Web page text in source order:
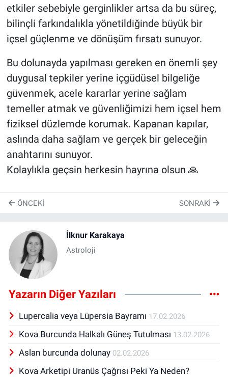
etkiler sebebiyle gerginlikler artsa da bu süreç,
bilinçli farkındalıkla yönetildiğinde büyük bir
içsel güçlenme ve dönüşüm fırsatı sunuyor.
Bu dolunayda yapılması gereken en önemli şey
duygusal tepkiler yerine içgüdüsel bilgeliğe
güvenmek, acele kararlar yerine sağlam
temeller atmak ve güvenliğimizi hem içsel hem
fiziksel düzlemde korumak. Kapanan kapılar,
aslında daha sağlam ve gerçek bir geleceğin
anahtarını sunuyor.
Kolaylıkla geçsin herkesin hayrına olsun 🙏
ÖNCEKI SONRAKI
İlknur Karakaya
Astroloji
Yazarın Diğer Yazıları
Lupercalia veya Lüpersia Bayramı 17.02.2026
Kova Burcunda Halkalı Güneş Tutulması 13.02.2026
Aslan burcunda dolunay 02.02.2026
Kova Arketipi Uranüs Çağrısı Peki Ya Neden?